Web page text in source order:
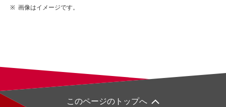
画像はイメージです。
このページのトップへ